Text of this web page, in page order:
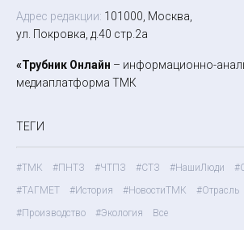
Адрес редакции: 101000, Москва,
ул. Покровка, д.40 стр.2а
«Трубник Онлайн – информационно-
медиаплатформа ТМК
ТЕГИ
#ТМК #ПНТЗ #ЧТПЗ #СТЗ #НашиЛюди
#ТАГМЕТ
#История #НовостиТМК #Отрасль
#Производство
#Экология Все